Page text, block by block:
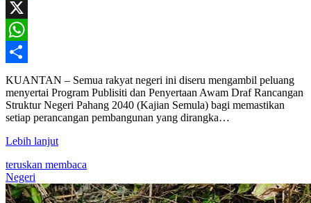
Facebook
X
WhatsApp
Share
KUANTAN – Semua rakyat negeri ini diseru mengambil peluang
menyertai Program Publisiti dan Penyertaan Awam Draf Rancangan
Struktur Negeri Pahang 2040 (Kajian Semula) bagi memastikan
setiap perancangan pembangunan yang dirangka…
Lebih lanjut
teruskan membaca
Negeri